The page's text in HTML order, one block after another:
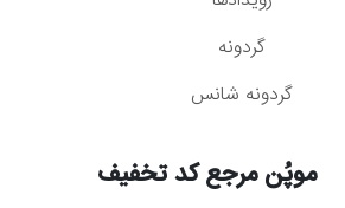
گردونه
گردونه شانس
موپُن مرجع کد تخفیف